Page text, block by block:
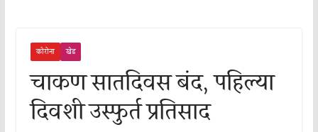
कोरोना खेड
चाकण सातदिवस बंद, पहिल्या
दिवशी उस्फुर्त प्रतिसाद